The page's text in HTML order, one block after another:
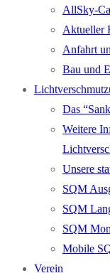
AllSky-
Aktueller
Anfahrt
Bau und
Das
Weitere
Unsere
SQM
SQM
SQM
Mobile
Verein